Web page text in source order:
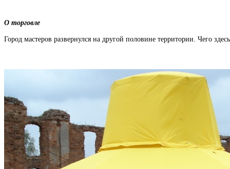
О торговле
Город мастеров развернулся на другой половине территории. Чего